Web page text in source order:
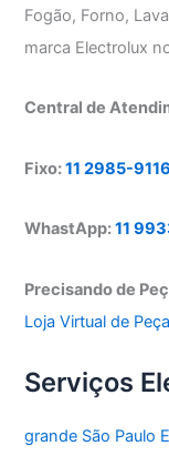
Fogão, Forno,
marca Electrolux
Central de
Fixo:11 2985-9116
WhastApp:11
Precisando de
Loja Virtual de
Serviços
grande São Paulo